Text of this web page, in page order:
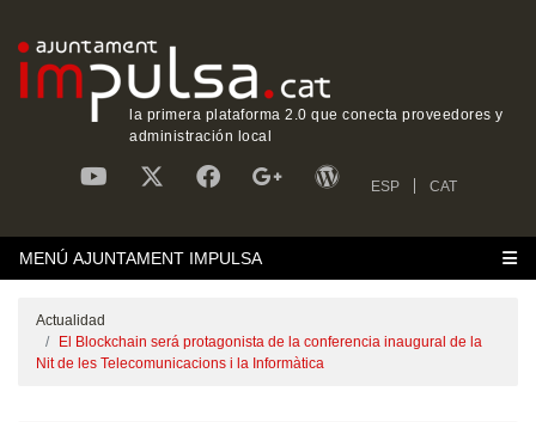
la primera plataforma 2.0 que conecta proveedores y
administración local
ESP CAT
MENÚ AJUNTAMENT IMPULSA
Actualidad
El Blockchain será protagonista de la conferencia inaugural de la
Nit de les Telecomunicacions i la Informàtica